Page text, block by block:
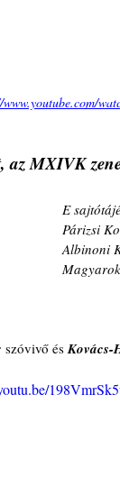
az MXIVK
E
Párizsi
Albinoni
szóvivő és